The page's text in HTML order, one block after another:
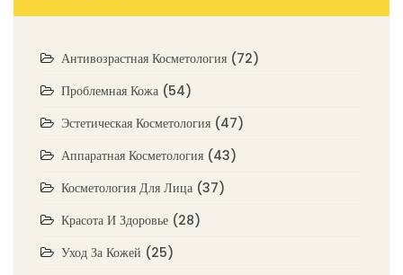
Антивозрастная Косметология (72)
Проблемная Кожа (54)
Эстетическая Косметология (47)
Аппаратная Косметология (43)
Косметология Для Лица (37)
Красота И Здоровье (28)
Уход За Кожей (25)